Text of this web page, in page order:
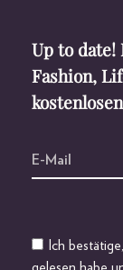
Up to
Fashion,
Ich
gelesen habe